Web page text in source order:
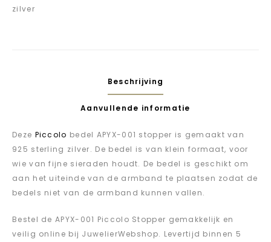
zilver
Beschrijving
Aanvullende informatie
Deze Piccolo bedel APYX-001 stopper is gemaakt van
925 sterling zilver. De bedel is van klein formaat, voor
wie van fijne sieraden houdt. De bedel is geschikt om
aan het uiteinde van de armband te plaatsen zodat de
bedels niet van de armband kunnen vallen.
Bestel de APYX-001 Piccolo Stopper gemakkelijk en
veilig online bij JuwelierWebshop. Levertijd binnen 5